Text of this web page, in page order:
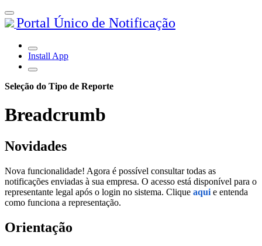
Portal Único de Notificação
Install App
Seleção do Tipo de Reporte
Breadcrumb
Novidades
Nova funcionalidade! Agora é possível consultar todas as
notificações enviadas à sua empresa. O acesso está disponível para o
representante legal após o login no sistema. Clique aqui e entenda
como funciona a representação.
Orientação